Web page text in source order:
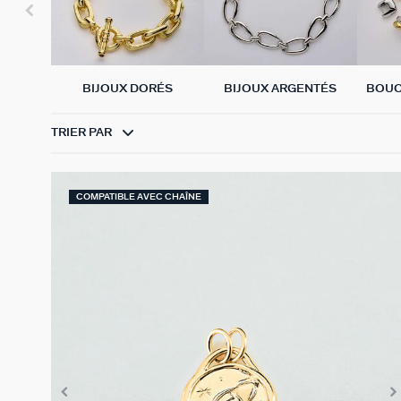
BIJOUX DORÉS BIJOUX ARGENTÉS
TRIER PAR
COMPATIBLE AVEC CHAÎNE